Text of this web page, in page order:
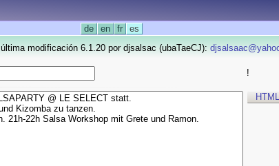
de en fr es
última modificación 6.1.20 por djsalsac (ubaTaeCJ):
!